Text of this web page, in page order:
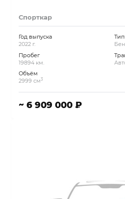
Спорткар
Год выпуска
2022 г.
Пробег
19894 км.
Объём
2999 см3
~ 6 909 000 ₽